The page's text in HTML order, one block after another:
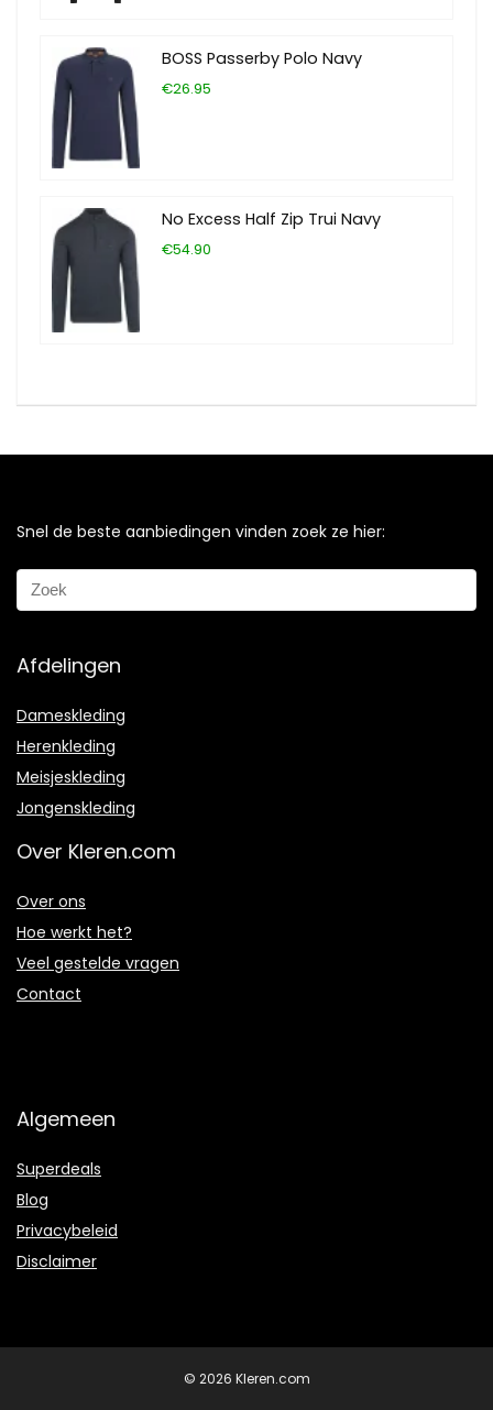
BOSS Passerby Polo Navy
€26.95
No Excess Half Zip Trui Navy
€54.90
Snel de beste aanbiedingen vinden zoek ze hier:
Afdelingen
Dameskleding
Herenkleding
Meisjeskleding
Jongenskleding
Over Kleren.com
Over ons
Hoe werkt het?
Veel gestelde vragen
Contact
Algemeen
Superdeals
Blog
Privacybeleid
Disclaimer
© 2026 Kleren.com